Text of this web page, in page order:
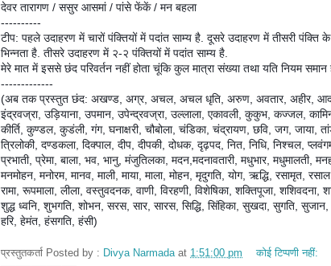
देवर तारागण / ससुर आसमां / पांसे फेंकें / मन बहला
----------
टीप: पहले उदाहरण में चारों पंक्तियों में पदांत साम्य है. दूसरे उदाहरण में तीसरी
भिन्नता है. तीसरे उदाहरण में २-२ पंक्तियों में पदांत साम्य है.
मेरे मात में इससे छंद परिवर्तन नहीं होता चूंकि कुल मात्रा संख्या तथा यति नियम समान
-------------
(अब तक प्रस्तुत छंद: अखण्ड, अग्र, अचल, अचल धृति, अरुण, अवतार, अहीर,
इंद्रवज्रा, उड़ियाना, उपमान, उपेन्द्रवज्रा, उल्लाला, एकावली, कुकुभ, कज्जल,
कीर्ति, कुण्डल, कुडंली, गंग, घनाक्षरी, चौबोला, चंडिका, चंद्रायण, छवि, जग, जाया,
त्रिलोकी, दण्डकला, दिक्पाल, दीप, दीपकी, दोधक, दृढ़पद, नित, निधि, निश्चल,
प्रभाती, प्रेमा, बाला, भव, भानु, मंजुतिलका, मदन,मदनावतारी, मधुभार, मधुमालती,
मनमोहन, मनोरम, मानव, माली, माया, माला, मोहन, मृदुगति, योग, ऋद्धि, रसामृत,
रामा, रूपमाला, लीला, वस्तुवदनक, वाणी, विरहणी, विशेषिका, शक्तिपूजा, शशिवदना,
शुद्ध ध्वनि, शुभगति, शोभन, सरस, सार, सारस, सिद्धि, सिंहिका, सुखदा, सुगति,
हरि, हेमंत, हंसगति, हंसी)
प्रस्तुतकर्ता Posted by : Divya Narmada at 1:51:00 pm कोई टिप्पणी नहीं: